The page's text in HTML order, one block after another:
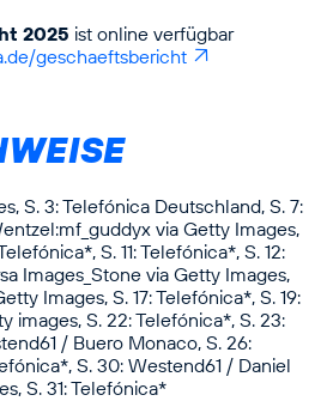
2025 ist online verfügbar
geschaeftsbericht
S. 3: Telefónica Deutschland, S. 7:
via Getty Images,
S. 11: Telefónica*, S. 12:
Images_Stone via Getty Images,
Images, S. 17: Telefónica*, S. 19:
images, S. 22: Telefónica*, S. 23:
/ Buero Monaco, S. 26:
S. 30: Westend61 / Daniel
S. 31: Telefónica*